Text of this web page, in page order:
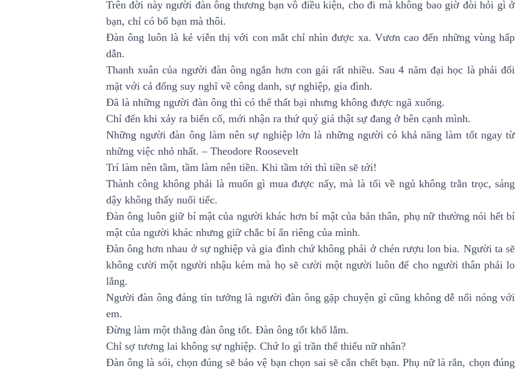
Trên đời này người đàn ông thương bạn vô điều kiện, cho đi mà không bao giờ đòi hỏi gì ở
bạn, chỉ có bố bạn mà thôi.
Đàn ông luôn là kẻ viễn thị với con mắt chỉ nhìn được xa. Vươn cao đến những vùng hấp
dẫn.
Thanh xuân của người đàn ông ngắn hơn con gái rất nhiều. Sau 4 năm đại học là phải đối
mặt với cả đống suy nghĩ về công danh, sự nghiệp, gia đình.
Đã là những người đàn ông thì có thể thất bại nhưng không được ngã xuống.
Chỉ đến khi xảy ra biến cố, mới nhận ra thứ quý giá thật sự đang ở bên cạnh mình.
Những người đàn ông làm nên sự nghiệp lớn là những người có khả năng làm tốt ngay từ
những việc nhỏ nhất. – Theodore Roosevelt
Trí làm nên tầm, tầm làm nên tiền. Khi tầm tới thì tiền sẽ tới!
Thành công không phải là muốn gì mua được nấy, mà là tối về ngủ không trằn trọc, sáng
dậy không thấy nuối tiếc.
Đàn ông luôn giữ bí mật của người khác hơn bí mật của bản thân, phụ nữ thường nói hết bí
mật của người khác nhưng giữ chắc bí ẩn riêng của mình.
Đàn ông hơn nhau ở sự nghiệp và gia đình chứ không phải ở chén rượu lon bia. Người ta sẽ
không cười một người nhậu kém mà họ sẽ cười một người luôn để cho người thân phải lo
lắng.
Người đàn ông đáng tin tưởng là người đàn ông gặp chuyện gì cũng không dễ nổi nóng với
em.
Đừng làm một thằng đàn ông tốt. Đàn ông tốt khổ lắm.
Chỉ sợ tương lai không sự nghiệp. Chứ lo gì trần thế thiếu nữ nhân?
Đàn ông là sói, chọn đúng sẽ bảo vệ bạn chọn sai sẽ cắn chết bạn. Phụ nữ là rắn, chọn đúng